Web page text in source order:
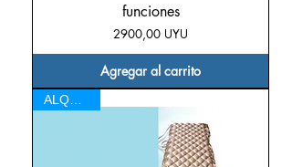
funciones
Precio
2900,00 UYU
Agregar al carrito